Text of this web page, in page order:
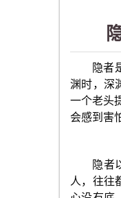
隐者
渊时，深
一个老头
会感到害
隐者
人，往往